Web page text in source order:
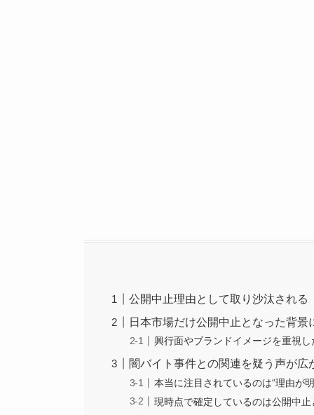
公開中止理由として取り沙汰される
日本市場だけ公開中止となった背景
興行面やブランドイメージを重視
闇バイト事件との関連を疑う声が広
本当に注目されているのは“理由が
現時点で確定しているのは公開中